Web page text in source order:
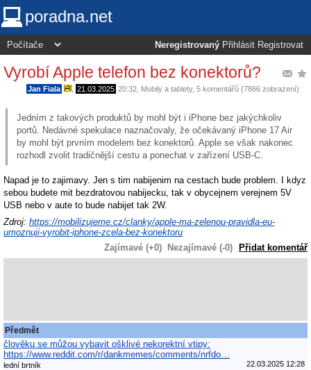
poradna.net
Neregistrovaný Přihlásit Registrovat
Vyrobí Apple telefon bez konektorů?
Jan Fiala 21.03.2025 20:32 Mobily a tablety, 5 komentářů (7866 zobrazení)
Jedním z takových produktů by mohl být i iPhone bez jakýchkoliv
portů. Nedávné spekulace naznačovaly, že očekávaný iPhone 17 Air
by mohl být prvním modelem bez konektorů. Apple se však nakonec
rozhodl zvolit tradičnější cestu a ponechat v zařízení USB-C.
Napad je to zajimavy. Jen s tim nabijenim na cestach bude problem. I kdyz
sebou budete mit bezdratovou nabijecku, tak v obycejnem verejnem 5V
USB nebo v aute to bude nabijet tak 2W.
Zdroj: https://mobilizujeme.cz/clanky/apple-ma-zelenou-pravidla-eu-
umoznuji-vyrobit-iphone-zcela-bez-konektoru
Zajímavé (+0)
Nezajímavé (-0) Přidat komentář
Předmět
člověku se můžou vybavit ošklivé nekorektní vtipy:
https://www.reddit.com/r/dankmemes/comments/nrfdo…
lední brtník 22.03.2025 12:28